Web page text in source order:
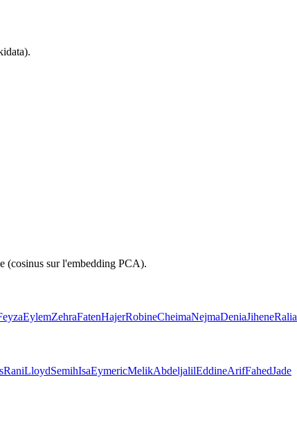
(cosinus sur l'embedding PCA).
EylemZehraFatenHajerRobineCheimaNejmaDeniaJiheneRalia
RaniLloydSemihIsaEymericMelikAbdeljalilEddineArifFahedJade